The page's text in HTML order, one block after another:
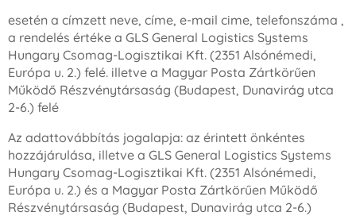
esetén a címzett neve, címe, e-mail cime, telefonszáma ,
a rendelés értéke a GLS General Logistics Systems
Hungary Csomag-Logisztikai Kft. (2351 Alsónémedi,
Európa u. 2.) felé. illetve a Magyar Posta Zártkörűen
Működő Részvénytársaság (Budapest, Dunavirág utca
2-6.) felé
Az adattovábbítás jogalapja: az érintett önkéntes
hozzájárulása, illetve a GLS General Logistics Systems
Hungary Csomag-Logisztikai Kft. (2351 Alsónémedi,
Európa u. 2.) és a Magyar Posta Zártkörűen Működő
Részvénytársaság (Budapest, Dunavirág utca 2-6.)